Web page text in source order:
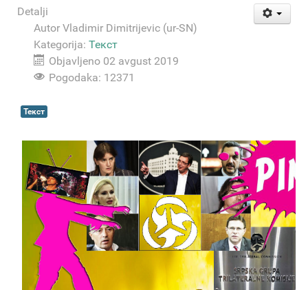
Detalji
Autor Vladimir Dimitrijevic (ur-SN)
Kategorija: Текст
Objavljeno 02 avgust 2019
Pogodaka: 12371
Текст